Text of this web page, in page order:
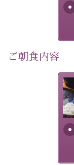
【スケジュール】
19：10 お隣の
20：00 ほたる
21：00 ほたる
21：45 「ホテ
【ご予約前にご
※本プランはバ
ご案内となりま
※ご予約完了後
ざいます。その
※催行人数に満
※ほたる童謡公
ご朝食内容
さ
れ
ふ
安